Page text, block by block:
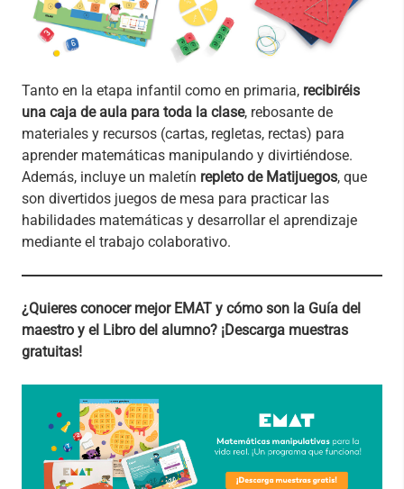
Tanto en la etapa infantil como en primaria, recibiréis
una caja de aula para toda la clase, rebosante de
materiales y recursos (cartas, regletas, rectas) para
aprender matemáticas manipulando y divirtiéndose.
Además, incluye un maletín repleto de Matijuegos, que
son divertidos juegos de mesa para practicar las
habilidades matemáticas y desarrollar el aprendizaje
mediante el trabajo colaborativo.
¿Quieres conocer mejor EMAT y cómo son la Guía del
maestro y el Libro del alumno? ¡Descarga muestras
gratuitas!